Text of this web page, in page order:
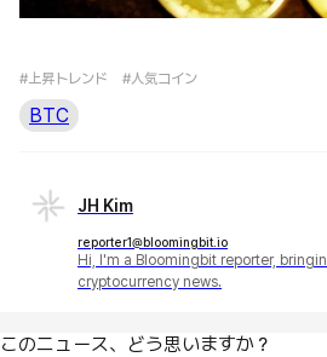
#上昇トレンド #人気コイン
BTC
JH Kim
reporter1@bloomingbit.io
Hi, I'm a Bloomingbit reporter,
cryptocurrency news.
このニュース、どう思いますか？